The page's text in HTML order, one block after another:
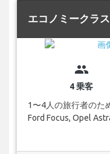
エコノミークラス
group
4 乗客
1〜4人の旅行者のた
Ford Focus, Opel